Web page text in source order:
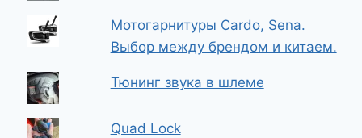
Мотогарнитуры Cardo, Sena.
Выбор между брендом и китаем.
Тюнинг звука в шлеме
Quad Lock